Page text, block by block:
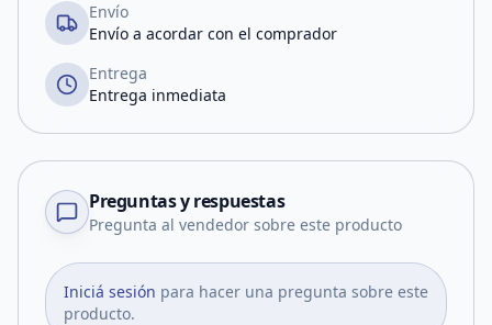
Envío
Envío a acordar con el comprador
Entrega
Entrega inmediata
Preguntas y respuestas
Pregunta al vendedor sobre este producto
Iniciá sesión para hacer una pregunta sobre este
producto.